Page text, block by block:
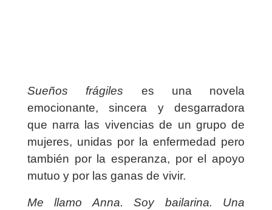
Sueños frágiles es una novela
emocionante, sincera y desgarradora
que narra las vivencias de un grupo de
mujeres, unidas por la enfermedad pero
también por la esperanza, por el apoyo
mutuo y por las ganas de vivir.
Me llamo Anna. Soy bailarina. Una